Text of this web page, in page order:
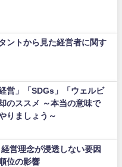
ントから見た経営者に関す
営」「SDGs」「ウェルビ
のススメ ～本当の意味で
りましょう～
営理念が浸透しない要因
位の影響